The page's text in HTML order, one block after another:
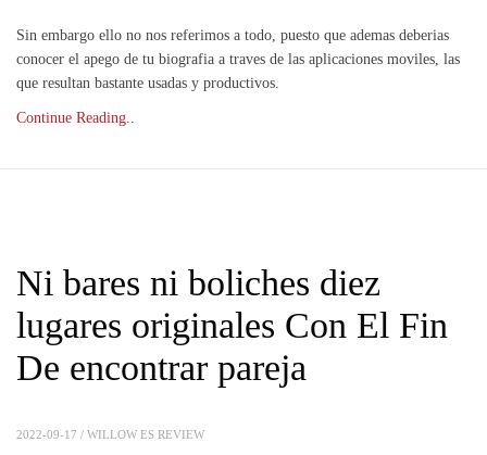
Sin embargo ello no nos referimos a todo, puesto que ademas deberias
conocer el apego de tu biografia a traves de las aplicaciones moviles, las
que resultan bastante usadas y productivos.
Continue Reading..
Ni bares ni boliches diez
lugares originales Con El Fin
De encontrar pareja
2022-09-17 / WILLOW ES REVIEW